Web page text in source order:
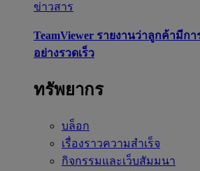
ข่าวสาร
TeamViewer รายงานว่าลูกค้ามีก
อย่างรวดเร็ว
ทรัพยากร
บล็อก
เรื่องราวความสำเร็จ
กิจกรรมและเว็บสัมมนา